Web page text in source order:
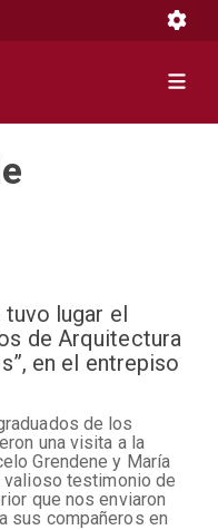
tuvo lugar el
de Arquitectura
en el entrepiso
de los
una visita a la
Grendene y María
valioso testimonio de
que nos enviaron
sus compañeros en